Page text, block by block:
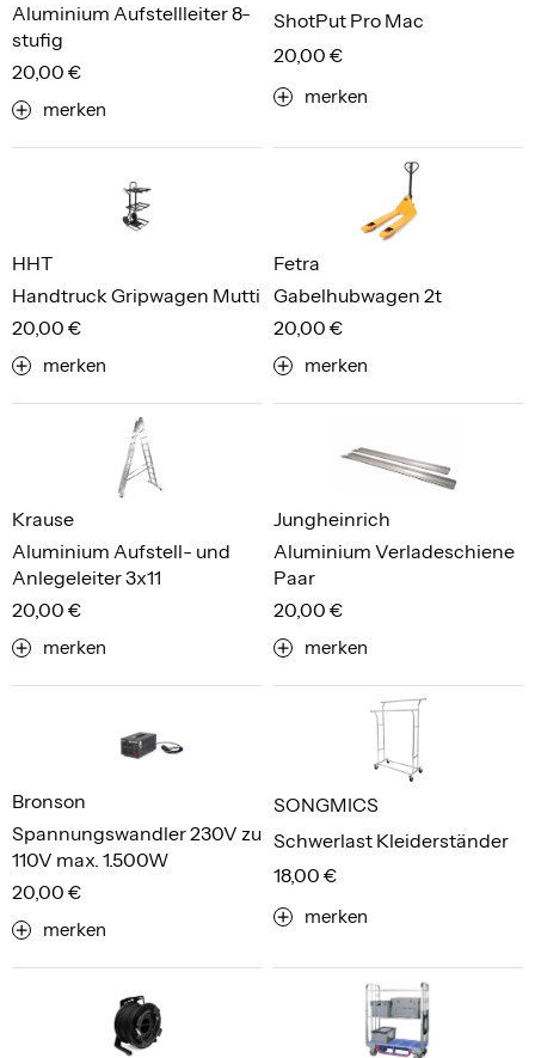
Aluminium Aufstellleiter 8-
stufig
20,00 €
merken
ShotPut Pro Mac
20,00 €
merken
Handtruck Gripwagen Mutti
HHT
20,00 €
merken
Gabelhubwagen 2t
Fetra
20,00 €
merken
Aluminium Aufstell- und
Anlegeleiter 3x11
Krause
20,00 €
merken
Aluminium Verladeschiene
Paar
Jungheinrich
20,00 €
merken
Spannungswandler 230V zu
110V max. 1.500W
Bronson
20,00 €
merken
Schwerlast Kleiderständer
SONGMICS
18,00 €
merken